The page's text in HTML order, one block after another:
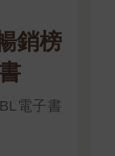
銷榜
電子書